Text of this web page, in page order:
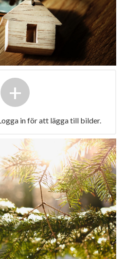
+
in för att lägga till bilder.